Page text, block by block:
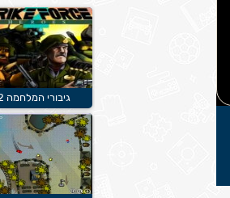
גיבורי המלחמה 2